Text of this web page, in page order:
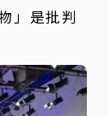
」是批判